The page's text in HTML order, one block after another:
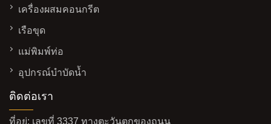
เครื่องผสมคอนกรีต
เรือขุด
แม่พิมพ์ท่อ
อุปกรณ์บำบัดน้ำ
ติดต่อเรา
ที่อยู่: เลขที่ 3337 ทางตะวันตกของถนน